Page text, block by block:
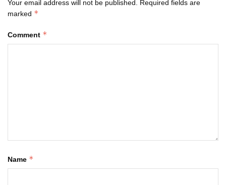
Your email address will not be published.
Required fields are
marked *
Comment *
Name *